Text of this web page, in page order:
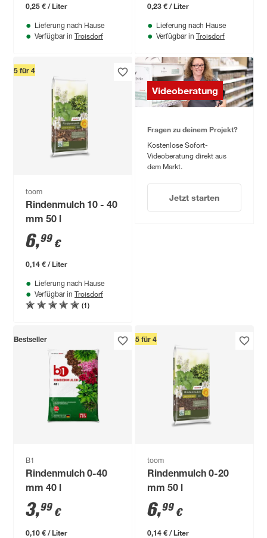
0,25 € / Liter
Lieferung nach Hause
Verfügbar in Troisdorf
0,23 € / Liter
Lieferung nach Hause
Verfügbar in Troisdorf
5 für 4
toom
Rindenmulch 10 - 40
mm 50 l
6,99 €
0,14 € / Liter
Lieferung nach Hause
Verfügbar in Troisdorf
(1)
Videoberatung
Fragen zu deinem Projekt?
Kostenlose Sofort-
Videoberatung direkt aus
dem Markt.
Jetzt starten
Bestseller
B1
Rindenmulch 0-40
mm 40 l
3,99 €
0,10 € / Liter
5 für 4
toom
Rindenmulch 0-20
mm 50 l
6,99 €
0,14 € / Liter